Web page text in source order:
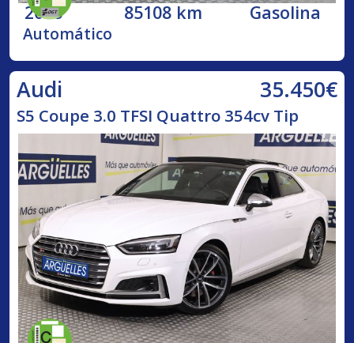
2018 85108 km Gasolina
Automático
Audi 35.450€
S5 Coupe 3.0 TFSI Quattro 354cv Tip